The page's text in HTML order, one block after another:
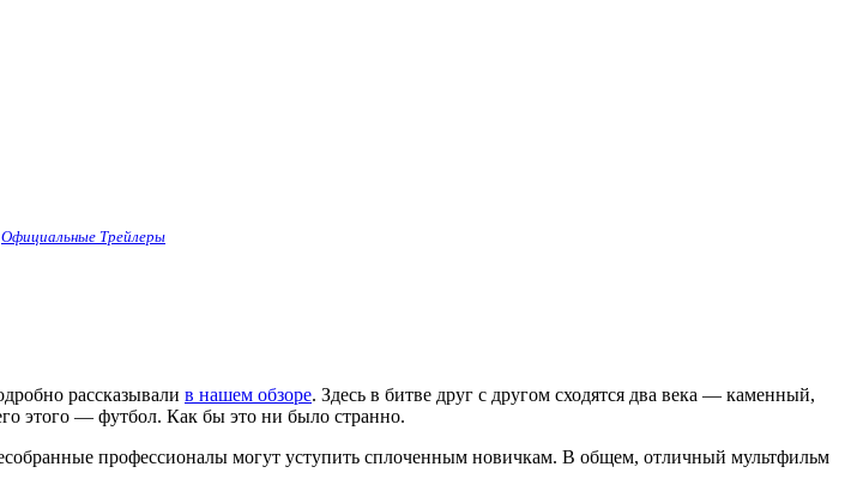
Официальные Трейлеры
рассказывали в нашем обзоре. Здесь в битве друг с другом сходятся два века — каменный,
этого — футбол. Как бы это ни было странно.
профессионалы могут уступить сплоченным новичкам. В общем, отличный мультфильм